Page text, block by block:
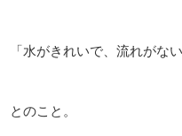
「水がきれいで、流れがな
とのこと。